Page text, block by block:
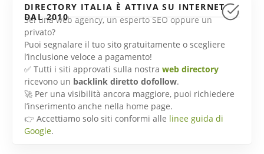
DIRECTORY ITALIA È ATTIVA SU INTERNET
DAL 2010
Sei una web agency, un esperto SEO oppure un
privato?
Puoi segnalare il tuo sito gratuitamente o scegliere
l’inclusione veloce a pagamento!
✅ Tutti i siti approvati sulla nostra web directory
ricevono un backlink diretto dofollow.
🚀 Per una visibilità ancora maggiore, puoi richiedere
l’inserimento anche nella home page.
👉 Accettiamo solo siti conformi alle linee guida di
Google.